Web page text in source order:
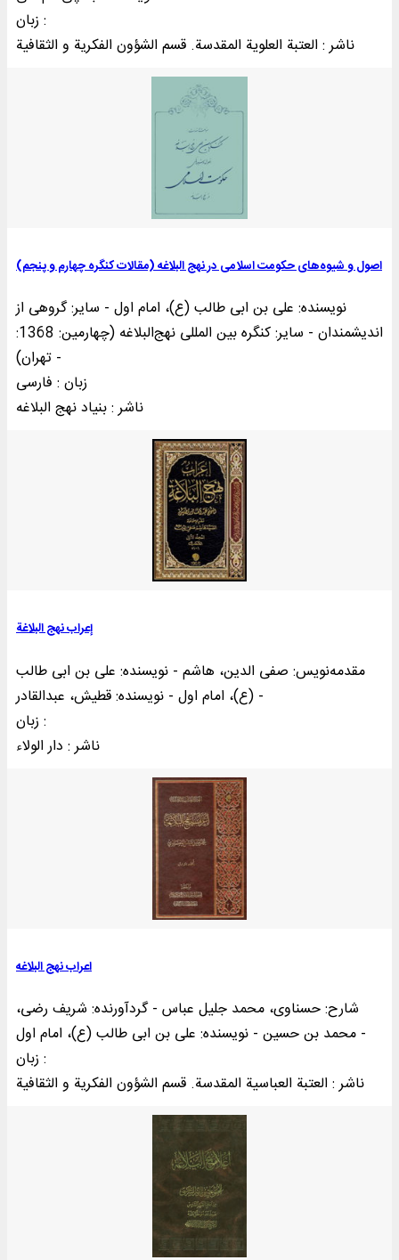
زبان :
ناشر : العتبة العلوية المقدسة. قسم الشؤون الفکریة و الثقافیة
اصول و شیوه‌های حکومت اسلامی در نهج البلاغه (مقالات کنگره چهارم و پنجم)
نویسنده: علی بن ابی طالب (ع)، امام اول - سایر: گروهی از
اندیشمندان - سایر: کنگره بین المللی نهج‌البلاغه (چهارمین: 1368:
تهران) -
زبان : فارسی
ناشر : بنياد نهج البلاغه
إعراب نهج البلاغة
مقدمه‌نويس: صفی الدین، هاشم - نویسنده: علی بن ابی طالب
(ع)، امام اول - نویسنده: قطیش، عبدالقادر -
زبان :
ناشر : دار الولاء
اعراب نهج البلاغه
شارح: حسناوی، محمد جلیل عباس - گردآورنده: شریف رضی،
محمد بن حسین - نویسنده: علی بن ابی طالب (ع)، امام اول -
زبان :
ناشر : العتبة العباسیة المقدسة. قسم الشؤون الفکریة و الثقافیة